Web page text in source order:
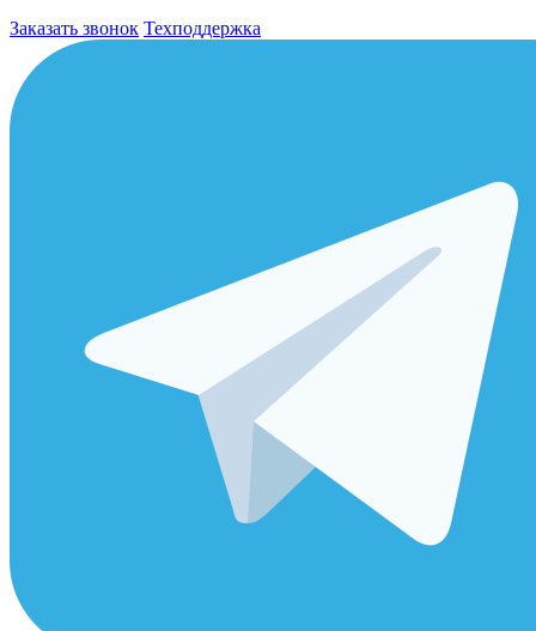
Заказать звонок Техподдержка